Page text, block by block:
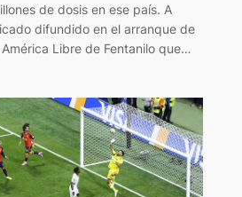
de dosis en ese país. A
difundido en el arranque de
Libre de Fentanilo que…